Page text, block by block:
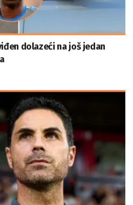
dolazeći na još jedan